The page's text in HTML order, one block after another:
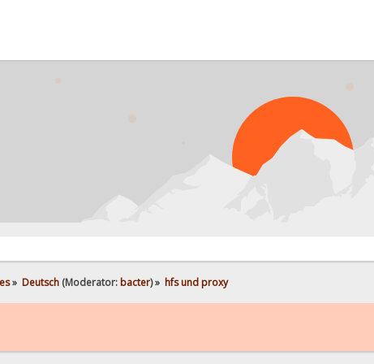
» Deutsch(Moderator: bacter) » hfs und proxy